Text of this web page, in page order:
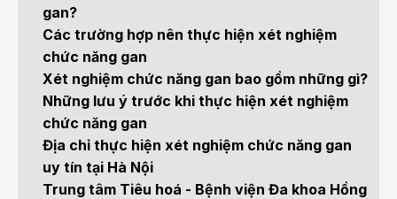
gan?
Các trường hợp nên thực hiện xét nghiệm
chức năng gan
Xét nghiệm chức năng gan bao gồm những gì?
Những lưu ý trước khi thực hiện xét nghiệm
chức năng gan
Địa chỉ thực hiện xét nghiệm chức năng gan
uy tín tại Hà Nội
Trung tâm Tiêu hoá - Bệnh viện Đa khoa Hồng